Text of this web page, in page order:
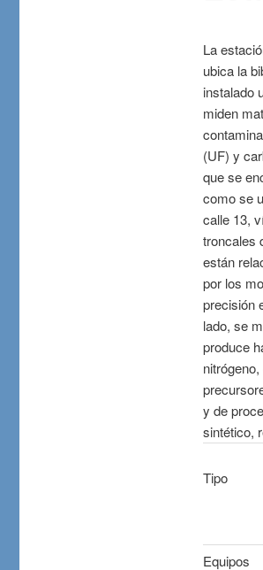
La
ubica la
instalado
miden
(UF) y
que se
como se
calle 13,
troncales
están
por los
precisión
lado, se
produce
y de
sintético,
Tipo
Equipos